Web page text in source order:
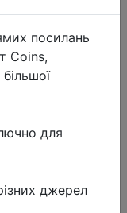
Battery
1.2V Li-
посилань
Coins,
для
джерел